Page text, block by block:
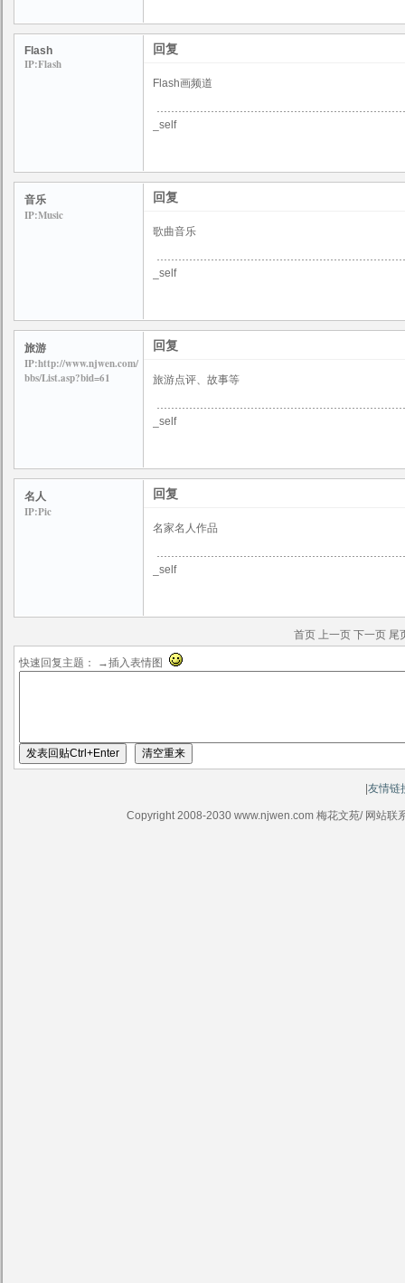
Flash
IP:Flash
回复
Flash画频道
_self
音乐
IP:Music
回复
歌曲音乐
_self
旅游
IP:http://www.njwen.com/
bbs/List.asp?bid=61
回复
旅游点评、故事等
_self
名人
IP:Pic
回复
名家名人作品
_self
首页 上一页 下一页 尾
快速回复主题： →插入表情图
|友情链
Copyright 2008-2030 www.njwen.com 梅花文苑/ 网站